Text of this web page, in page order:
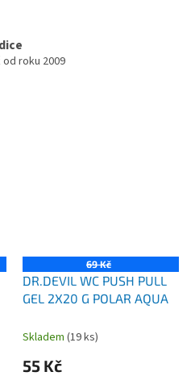
roku 2009
69 Kč
DR.DEVIL WC PUSH PULL
GEL 2X20 G POLAR AQUA
Skladem (19 ks)
55 Kč